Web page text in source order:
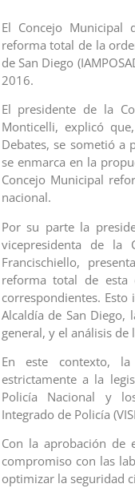
El Concejo Municipal
reforma total de la
de San Diego
2016.
El presidente de la
Monticelli, explicó
Debates, se sometió a
se enmarca en la
Concejo Municipal
nacional.
Por su parte la
vicepresidenta de la
Francischiello,
reforma total de esta
correspondientes.
Alcaldía de San Diego,
general, y el análisis
En este contexto,
estrictamente a la
Policía Nacional y
Integrado de Policía
Con la aprobación de
compromiso con las
optimizar la seguridad